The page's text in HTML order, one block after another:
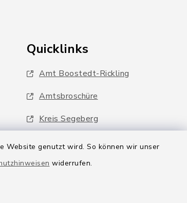
Website genutzt wird. So können wir unser
widerrufen.
Quicklinks
Amt Boostedt-Rickling
Amtsbroschüre
Kreis Segeberg
Wege-Zweckverband